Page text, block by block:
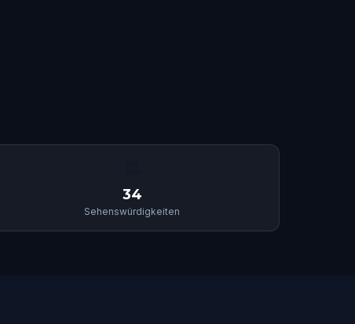
34
Sehenswürdigkeiten